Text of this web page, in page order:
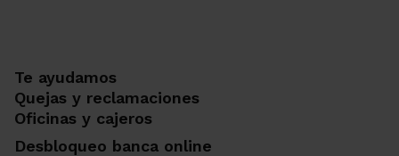
Te ayudamos
Quejas y reclamaciones
Oficinas y cajeros
Desbloqueo banca online